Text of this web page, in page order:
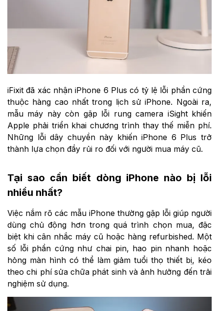
iFixit đã xác nhận iPhone 6 Plus có tỷ lệ lỗi phần cứng
thuộc hàng cao nhất trong lịch sử iPhone. Ngoài ra,
mẫu máy này còn gặp lỗi rung camera iSight khiến
Apple phải triển khai chương trình thay thế miễn phí.
Những lỗi dây chuyền này khiến iPhone 6 Plus trở
thành lựa chọn đầy rủi ro đối với người mua máy cũ.
Tại sao cần biết dòng iPhone nào bị lỗi
nhiều nhất?
Việc nắm rõ các mẫu iPhone thường gặp lỗi giúp người
dùng chủ động hơn trong quá trình chọn mua, đặc
biệt khi cân nhắc máy cũ hoặc hàng refurbished. Một
số lỗi phần cứng như chai pin, hao pin nhanh hoặc
hỏng màn hình có thể làm giảm tuổi thọ thiết bị, kéo
theo chi phí sửa chữa phát sinh và ảnh hưởng đến trải
nghiệm sử dụng.